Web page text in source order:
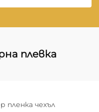
плевка
пленка чехъл